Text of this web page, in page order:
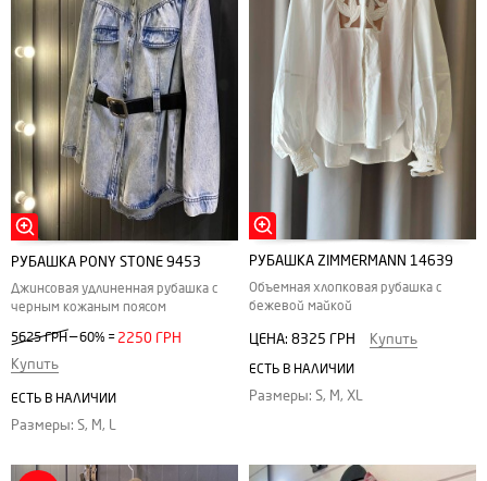
РУБАШКА PONY STONE 9453
Джинсовая удлиненная рубашка с
черным кожаным поясом
5625 ГРН —60% = 2250 ГРН
Купить
ЕСТЬ В НАЛИЧИИ
Размеры: S, M, L
РУБАШКА ZIMMERMANN 14639
Объемная хлопковая рубашка с
бежевой майкой
ЦЕНА: 8325 ГРН Купить
ЕСТЬ В НАЛИЧИИ
Размеры: S, M, XL